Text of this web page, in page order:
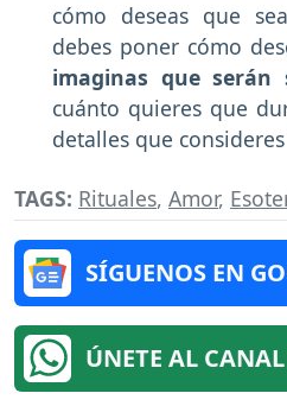
cómo deseas que
debes poner cómo
imaginas que serán
cuánto quieres que
detalles que
TAGS: Rituales, Amor,
SÍGUENOS EN
ÚNETE AL